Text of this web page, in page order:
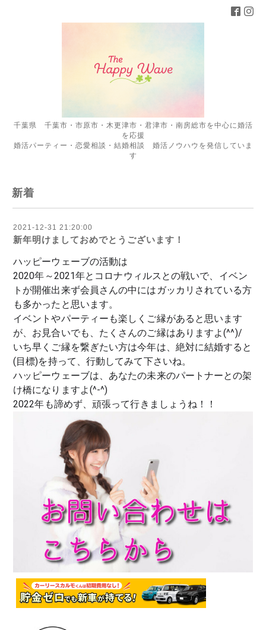
千葉県 千葉市・市原市・木更津市・君津市・南房総市を中心に婚活
を応援
婚活パーティー・恋愛相談・結婚相談 婚活ノウハウを発信していま
す
新着
2021-12-31 21:20:00
新年明けましておめでとうございます！
ハッピーウェーブの活動は
2020年～2021年とコロナウィルスとの戦いで、イベン
トが開催出来ず会員さんの中にはガッカリされている方
も多かったと思います。
イベントやパーティーも楽しくご縁があると思います
が、 お見合いでも、たくさんのご縁はありますよ(^^)/
いち早くご縁を繋ぎたい方は今年は、絶対に結婚すると
(目標)を持って、行動してみて下さいね。
ハッピーウェーブは、あなたの未来のパートナーとの架
け橋になりますよ(^-^)
2022年も諦めず、頑張って行きましょうね！！